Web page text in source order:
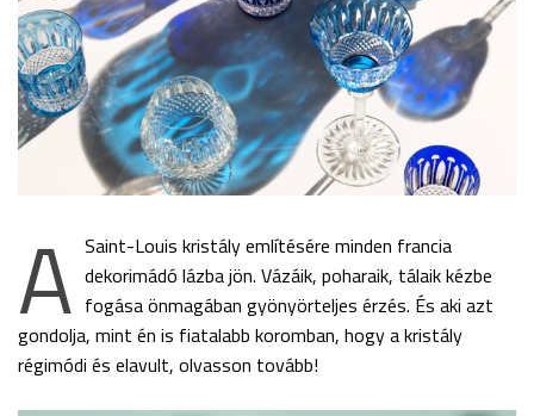
A Saint-Louis kristály említésére minden francia
dekorimádó lázba jön. Vázáik, poharaik, tálaik kézbe
fogása önmagában gyönyörteljes érzés. És aki azt
gondolja, mint én is fiatalabb koromban, hogy a kristály
régimódi és elavult, olvasson tovább!